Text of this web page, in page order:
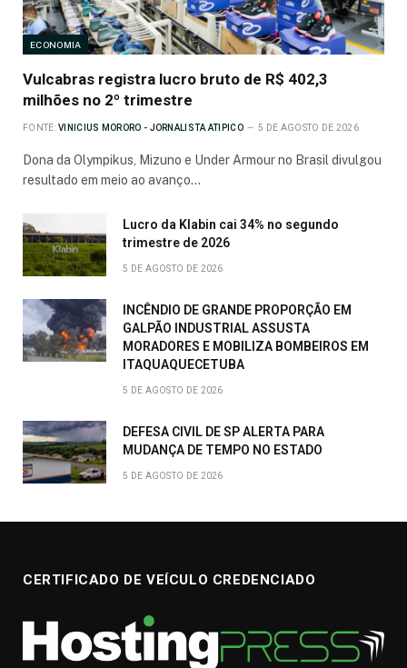
ECONOMIA
Vulcabras registra lucro bruto de R$ 402,3
milhões no 2º trimestre
FONTE: VINICIUS MORORO - JORNALISTA ATIPICO 5 DE AGOSTO DE 2026
Dona da Olympikus, Mizuno e Under Armour no Brasil divulgou
resultado em meio ao avanço…
Lucro da Klabin cai 34% no segundo
trimestre de 2026
5 DE AGOSTO DE 2026
INCÊNDIO DE GRANDE PROPORÇÃO EM
GALPÃO INDUSTRIAL ASSUSTA
MORADORES E MOBILIZA BOMBEIROS EM
ITAQUAQUECETUBA
5 DE AGOSTO DE 2026
DEFESA CIVIL DE SP ALERTA PARA
MUDANÇA DE TEMPO NO ESTADO
5 DE AGOSTO DE 2026
CERTIFICADO DE VEÍCULO CREDENCIADO